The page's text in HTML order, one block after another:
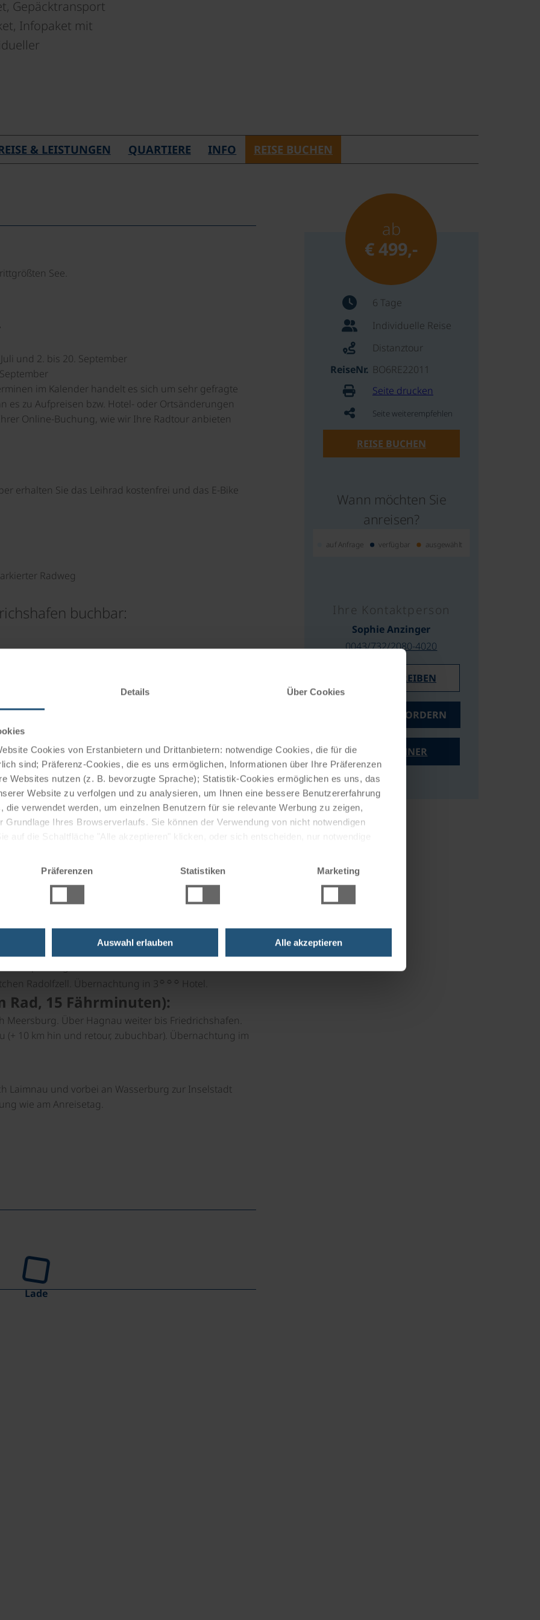
Details Über Cookies
Cookies von Erstanbietern und Drittanbietern: notwendige Cookies, die für die
sind; Präferenz-Cookies, die es uns ermöglichen, Informationen über Ihre Präferenzen
Websites nutzen (z. B. bevorzugte Sprache); Statistik-Cookies ermöglichen es uns, das
Website zu verfolgen und zu analysieren, um Ihnen eine bessere Benutzererfahrung
die verwendet werden, um einzelnen Benutzern für sie relevante Werbung zu zeigen,
Grundlage Ihres Browserverlaufs. Sie können der Verwendung von nicht notwendigen
Präferenzen Statistiken Marketing
Auswahl erlauben Alle akzeptieren
Gepäcktransport
Infopaket mit
& LEISTUNGEN QUARTIERE INFO REISE BUCHEN
See.
und 2. bis 20. September
im Kalender handelt es sich um sehr gefragte
es zu Aufpreisen bzw. Hotel- oder Ortsänderungen
Online-Buchung, wie wir Ihre Radtour anbieten
erhalten Sie das Leihrad kostenfrei und das E-Bike
Radweg
buchbar:
Beschilderung
2-4 km vom Zentrum (nach Verfügbarkeit circa € 6,- bis
(zubuchbar). Radausgabe (falls gebucht).
nach Mehrerau zum einzigen aktiven Kloster am
über Arbon und Güttingen in die Konzilstadt.
mit prächtigen Häuserfassaden. Weiter über
Radolfzell. Übernachtung in 3☼☼☼ Hotel.
Rad, 15 Fährminuten):
Meersburg. Über Hagnau weiter bis Friedrichshafen.
(+ 10 km hin und retour, zubuchbar). Übernachtung im
Laimnau und vorbei an Wasserburg zur Inselstadt
wie am Anreisetag.
Lade
ab
€ 499,-
6 Tage
Individuelle Reise
Distanztour
ReiseNr. BO6RE22011
Seite drucken
Seite weiterempfehlen
REISE BUCHEN
Wann möchten Sie
anreisen?
auf Anfrage verfügbar ausgewählt
Ihre Kontaktperson
Sophie Anzinger
0043/732/2080-4020
E-MAIL SCHREIBEN
ANGEBOT ANFORDERN
PREISRECHNER